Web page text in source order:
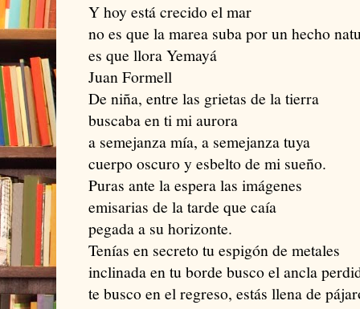
Y hoy está crecido el mar
no es que la marea suba por un hecho
es que llora Yemayá
Juan Formell
De niña, entre las grietas de la tierra
buscaba en ti mi aurora
a semejanza mía, a semejanza tuya
cuerpo oscuro y esbelto de mi sueño.
Puras ante la espera las imágenes
emisarias de la tarde que caía
pegada a su horizonte.
Tenías en secreto tu espigón de metales
inclinada en tu borde busco el ancla
te busco en el regreso, estás llena de